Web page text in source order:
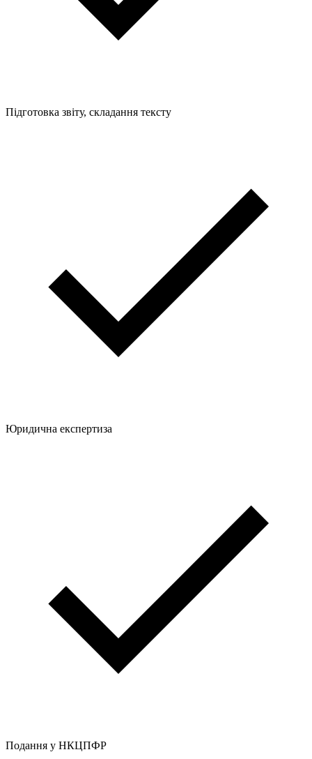
Підготовка звіту, складання тексту
Юридична експертиза
Подання у НКЦПФР